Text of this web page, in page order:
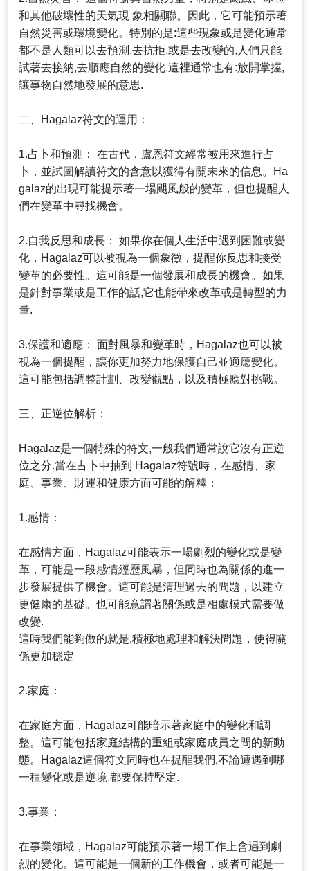
和其他破壞性的天氣現 象相關聯。因此，它可能預示著
自然災害或環境變化。特別的是:這些現象或是變化通常
都不是人類可以去預測,去抗拒,或是去改變的,人們只能
試著去接納,去順應自然的變化.這裡通常也有:放開掌握,
讓事物自然地發展的意思.
二、Hagalaz符文的運用：
1.占卜和預測： 在古代，盧恩符文經常被用來進行占
卜，並試圖解讀符文的含意以獲得有關未來的信息。Ha
galaz的出現可能提示著一場颶風般的變革，但也提醒人
們在變革中尋找機會。
2.自我反思和成長： 如果你在個人生活中遇到困難或變
化，Hagalaz可以被視為一個象徵，提醒你反思和接受
變革的必要性。這可能是一個發展和成長的機會。如果
是針對事業或是工作的話,它也能帶來改革或是轉型的力
量.
3.保護和適應： 面對風暴和變革時，Hagalaz也可以被
視為一個提醒，讓你更加努力地保護自己並適應變化。
這可能包括調整計劃、改變觀點，以及積極應對挑戰。
三、正逆位解析：
Hagalaz是一個特殊的符文,一般我們通常說它沒有正逆
位之分.當在占卜中抽到 Hagalaz符號時，在感情、家
庭、事業、財運和健康方面可能的解釋：
1.感情：
在感情方面，Hagalaz可能表示一場劇烈的變化或是變
革，可能是一段感情經歷風暴，但同時也為關係的進一
步發展提供了機會。這可能是清理過去的問題，以建立
更健康的基礎。也可能意謂著關係或是相處模式需要做
改變.
這時我們能夠做的就是,積極地處理和解決問題，使得關
係更加穩定
2.家庭：
在家庭方面，Hagalaz可能暗示著家庭中的變化和調
整。這可能包括家庭結構的重組或家庭成員之間的新動
態。Hagalaz這個符文同時也在提醒我們,不論遭遇到哪
一種變化或是逆境,都要保持堅定.
3.事業：
在事業領域，Hagalaz可能預示著一場工作上會遇到劇
烈的變化。這可能是一個新的工作機會，或者可能是一